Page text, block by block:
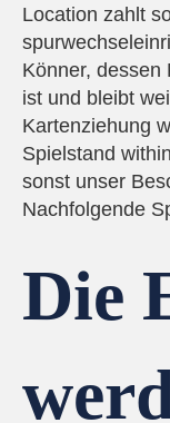
Location zahlt
Könner, dessen
ist und bleibt
Kartenziehung
Spielstand
sonst unser
Nachfolgende
Die